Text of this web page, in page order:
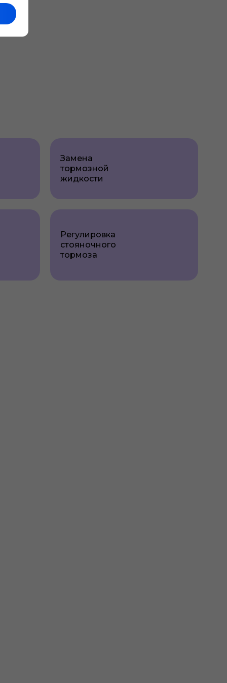
Замена
тормозной
жидкости
Регулировка
стояночного
тормоза